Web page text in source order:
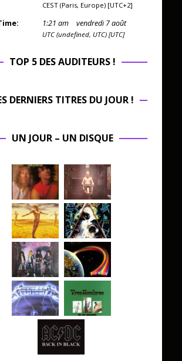
CEST (Paris, Europe) [UTC+2]
1:21 am vendredi 7 août
UTC (undefined, UTC) [UTC]
TOP 5 DES AUDITEURS !
DERNIERS TITRES DU JOUR !
UN JOUR – UN DISQUE